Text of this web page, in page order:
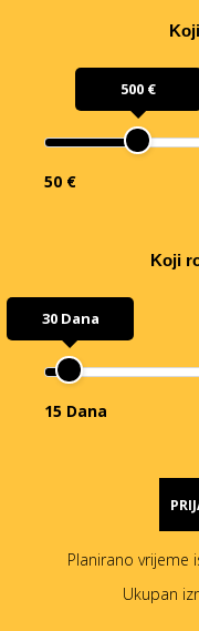
500 €
50 €
Koji
30 Dana
15 Dana
Planirano vrijeme
Ukupan